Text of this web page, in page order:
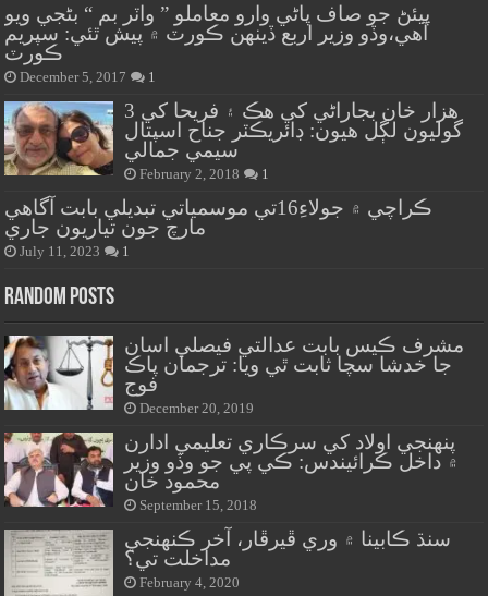
پيئڻ جو صاف پاڻي وارو معاملو ” واٽر بم “ بڻجي ويو
آهي،وڏو وزير اربع ڏينهن ڪورٽ ۾ پيش ٿئي: سپريم
ڪورٽ
December 5, 2017 1
هزار خان بجاراڻي کي هڪ ۽ فريحا کي 3
گوليون لڳل هيون: ڊائريڪٽر جناح اسپتال
سيمي جمالي
February 2, 2018 1
ڪراچي ۾ جولاءِ16تي موسمياتي تبديلي بابت آگاهي
مارچ جون تياريون جاري
July 11, 2023 1
Random Posts
مشرف ڪيس بابت عدالتي فيصلي اسان
جا خدشا سچا ثابت ٿي ويا: ترجمان پاڪ
فوج
December 20, 2019
پنهنجي اولاد کي سرڪاري تعليمي ادارن
۾ داخل ڪرائيندس: ڪي پي جو وڏو وزير
محمود خان
September 15, 2018
سنڌ ڪابينا ۾ وري ڦيرڦار، آخر ڪنهنجي
مداخلت تي؟
February 4, 2020